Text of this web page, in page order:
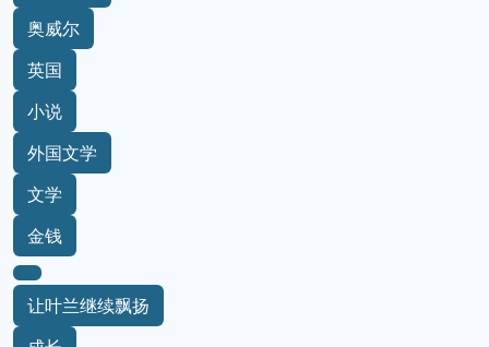
奥威尔
英国
小说
外国文学
文学
金钱
让叶兰继续飘扬